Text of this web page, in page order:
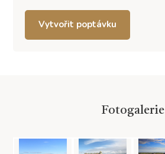
Vytvořit poptávku
Fotogalerie